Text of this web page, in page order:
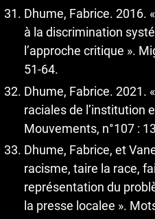
Dhume, Fabrice. 2016.
à la discrimination
l’approche critique ».
51-64.
Dhume, Fabrice. 2021.
raciales de l’institution
Mouvements, n°107 :
Dhume, Fabrice, et
racisme, taire la race,
représentation du
la presse localee ».